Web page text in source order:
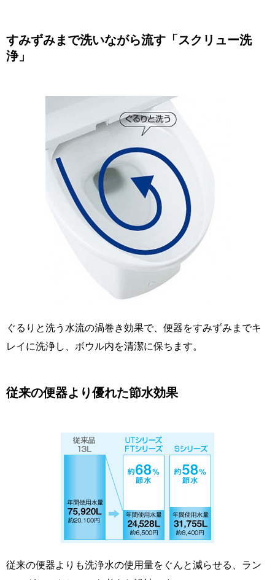
すみずみまで洗いながら流す「スクリュー洗
浄」
ぐるりと洗う水流の渦巻き効果で、便器をすみずみまでキ
レイに洗浄し、ボウル内を清潔に保ちます。
従来の便器より優れた節水効果
従来の便器よりも洗浄水の使用量をぐんと減らせる、ラン